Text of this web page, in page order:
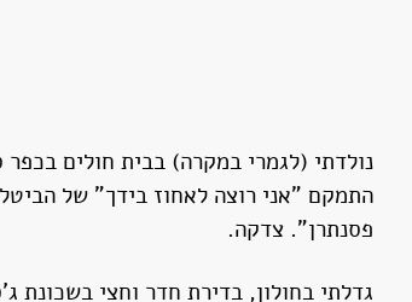
התמקם "אני רוצה לאחוז בידך" של
פסנתרן". צדקה.
גדלתי בחולון, בדירת חדר וחצי בשכונת